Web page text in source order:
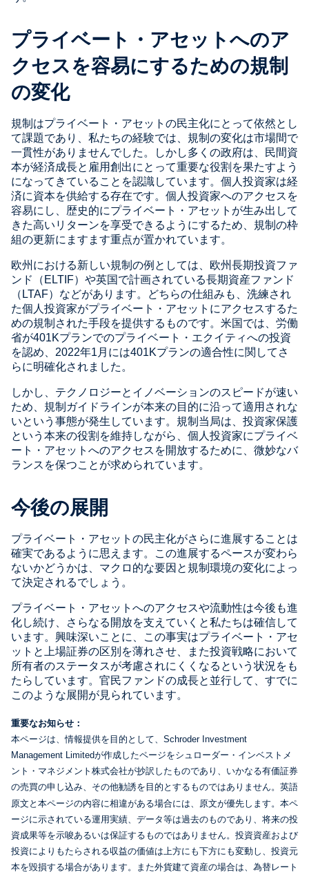
プライベート・アセットへのア
クセスを容易にするための規制
の変化
規制はプライベート・アセットの民主化にとって依然とし
て課題であり、私たちの経験では、規制の変化は市場間で
一貫性がありませんでした。しかし多くの政府は、民間資
本が経済成長と雇用創出にとって重要な役割を果たすよう
になってきていることを認識しています。個人投資家は経
済に資本を供給する存在です。個人投資家へのアクセスを
容易にし、歴史的にプライベート・アセットが生み出して
きた高いリターンを享受できるようにするため、規制の枠
組の更新にますます重点が置かれています。
欧州における新しい規制の例としては、欧州長期投資ファ
ンド（ELTIF）や英国で計画されている長期資産ファンド
（LTAF）などがあります。どちらの仕組みも、洗練され
た個人投資家がプライベート・アセットにアクセスするた
めの規制された手段を提供するものです。米国では、労働
省が401Kプランでのプライベート・エクイティへの投資
を認め、2022年1月には401Kプランの適合性に関してさ
らに明確化されました。
しかし、テクノロジーとイノベーションのスピードが速い
ため、規制ガイドラインが本来の目的に沿って適用されな
いという事態が発生しています。規制当局は、投資家保護
という本来の役割を維持しながら、個人投資家にプライベ
ート・アセットへのアクセスを開放するために、微妙なバ
ランスを保つことが求められています。
今後の展開
プライベート・アセットの民主化がさらに進展することは
確実であるように思えます。この進展するペースが変わら
ないかどうかは、マクロ的な要因と規制環境の変化によっ
て決定されるでしょう。
プライベート・アセットへのアクセスや流動性は今後も進
化し続け、さらなる開放を支えていくと私たちは確信して
います。興味深いことに、この事実はプライベート・アセ
ットと上場証券の区別を薄れさせ、また投資戦略において
所有者のステータスが考慮されにくくなるという状況をも
たらしています。官民ファンドの成長と並行して、すでに
このような展開が見られています。
重要なお知らせ：
本ページは、情報提供を目的として、Schroder Investment
Management Limitedが作成したページをシュローダー・インベストメ
ント・マネジメント株式会社が抄訳したものであり、いかなる有価証券
の売買の申し込み、その他勧誘を目的とするものではありません。英語
原文と本ページの内容に相違がある場合には、原文が優先します。本ペ
ージに示されている運用実績、データ等は過去のものであり、将来の投
資成果等を示唆あるいは保証するものではありません。投資資産および
投資によりもたらされる収益の価値は上方にも下方にも変動し、投資元
本を毀損する場合があります。また外貨建て資産の場合は、為替レート